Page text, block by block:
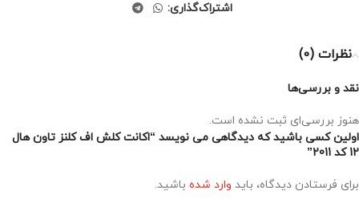
اشتراک‌گذاری:
نظرات (0)
نقد و بررسی‌ها
هنوز بررسی‌ای ثبت نشده است.
اولین کسی باشید که دیدگاهی می نویسد “اکانت کلش اف کلنز تاون هال
12 کد 2011”
برای فرستادن دیدگاه، باید وارد شده باشید.